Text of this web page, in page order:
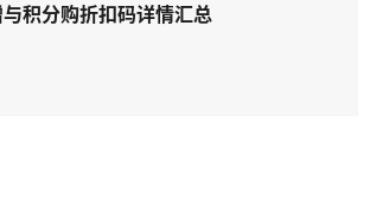
积分购折扣码详情汇总